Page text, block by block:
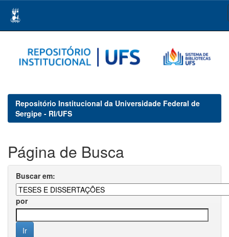
navigation
Repositório Institucional da Universidade Federal de
Sergipe - RI/UFS
Página de Busca
Buscar em:
por